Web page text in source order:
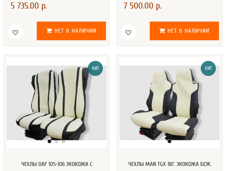
5 735.00 р.
НЕТ В НАЛИЧИИ
7 500.00 р.
НЕТ В НАЛИЧИИ
ХИТ
ЧЕХЛЫ DAF 105-106 ЭКОКОЖА С
ХИТ
ЧЕХЛЫ MAN TGX 18Г. ЭКОКОЖА БЕЖ.